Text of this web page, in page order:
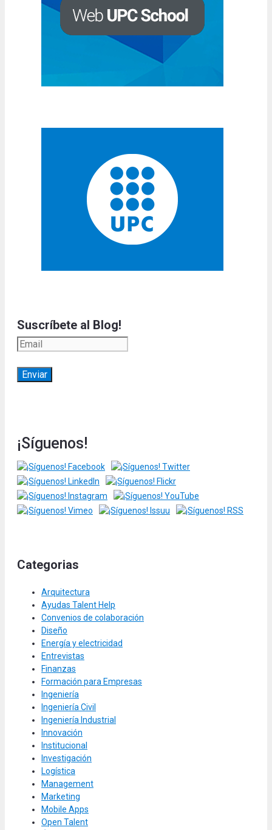
Suscríbete al Blog!
¡Síguenos!
Categorias
Arquitectura
Ayudas Talent Help
Convenios de colaboración
Diseño
Energía y electricidad
Entrevistas
Finanzas
Formación para Empresas
Ingeniería
Ingeniería Civil
Ingeniería Industrial
Innovación
Institucional
Investigación
Logística
Management
Marketing
Mobile Apps
Open Talent